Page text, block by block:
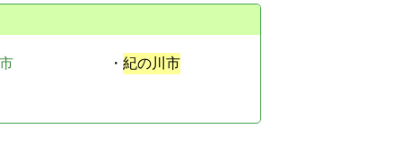
・ 紀の川市